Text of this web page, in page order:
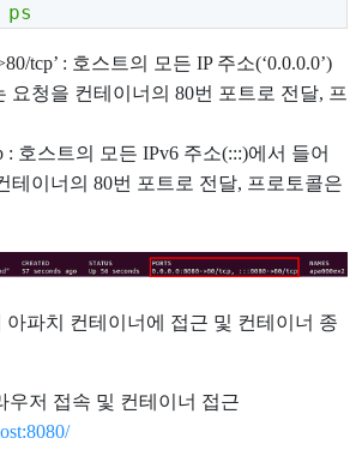
ps
tcp’ : 호스트의 모든 IP 주소(‘0.0.0.0’)
요청을 컨테이너의 80번 포트로 전달, 프
: 호스트의 모든 IPv6 주소(:::)에서 들어
테이너의 80번 포트로 전달, 프로토콜은
아파치 컨테이너에 접근 및 컨테이너 종
우저 접속 및 컨테이너 접근